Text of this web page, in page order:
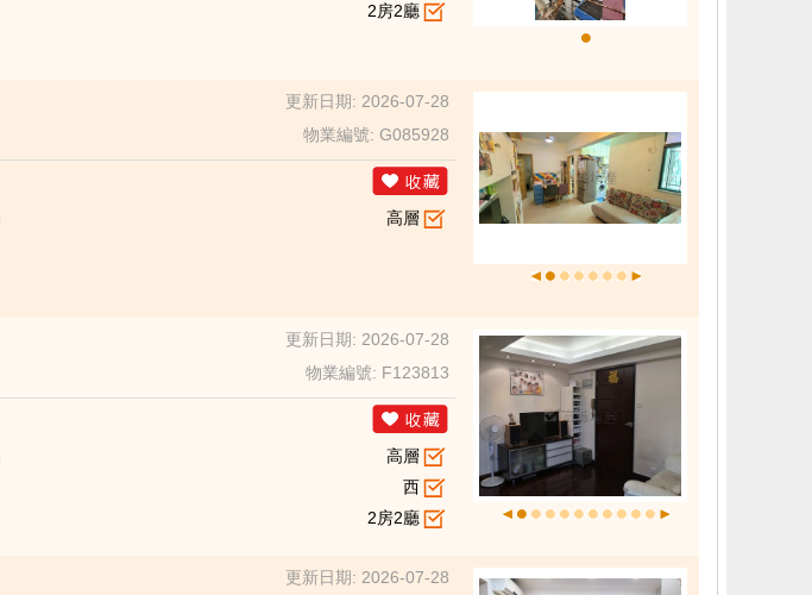
2房2廳
更新日期: 2026-07-28
物業編號: G085928
高層
更新日期: 2026-07-28
物業編號: F123813
高層
西
2房2廳
更新日期: 2026-07-28